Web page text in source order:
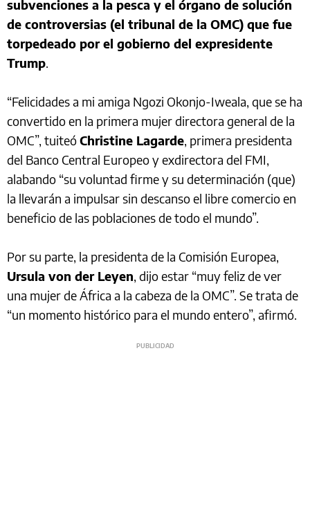
subvenciones a la pesca y el órgano de solución
de controversias (el tribunal de la OMC) que fue
torpedeado por el gobierno del expresidente
Trump.
“Felicidades a mi amiga Ngozi Okonjo-Iweala, que se ha
convertido en la primera mujer directora general de la
OMC”, tuiteóChristine Lagarde, primera presidenta
del Banco Central Europeo y exdirectora del FMI,
alabando “su voluntad firme y su determinación (que)
la llevarán a impulsar sin descanso el libre comercio en
beneficio de las poblaciones de todo el mundo”.
Por su parte, la presidenta de la Comisión Europea,
Ursula von der Leyen, dijo estar “muy feliz de ver
una mujer de África a la cabeza de la OMC”. Se trata de
“un momento histórico para el mundo entero”, afirmó.